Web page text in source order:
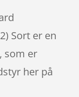
Sort er en
som er
her på